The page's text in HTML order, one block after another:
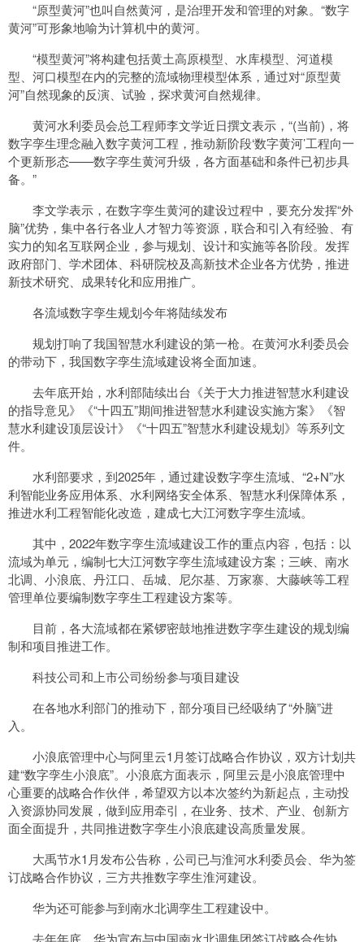
“原型黄河”也叫自然黄河，是治理开发和管理的对象。“数字
黄河”可形象地喻为计算机中的黄河。
“模型黄河”将构建包括黄土高原模型、水库模型、河道模
型、河口模型在内的完整的流域物理模型体系，通过对“原型黄
河”自然现象的反演、试验，探求黄河自然规律。
黄河水利委员会总工程师李文学近日撰文表示，“(当前)，将
数字孪生理念融入数字黄河工程，推动新阶段‘数字黄河’工程向一
个更新形态——数字孪生黄河升级，各方面基础和条件已初步具
备。”
李文学表示，在数字孪生黄河的建设过程中，要充分发挥“外
脑”优势，集中各行各业人才智力等资源，联合和引入有经验、有
实力的知名互联网企业，参与规划、设计和实施等各阶段。发挥
政府部门、学术团体、科研院校及高新技术企业各方优势，推进
新技术研究、成果转化和应用推广。
各流域数字孪生规划今年将陆续发布
规划打响了我国智慧水利建设的第一枪。在黄河水利委员会
的带动下，我国数字孪生流域建设将全面加速。
去年底开始，水利部陆续出台《关于大力推进智慧水利建设
的指导意见》《“十四五”期间推进智慧水利建设实施方案》《智
慧水利建设顶层设计》《“十四五”智慧水利建设规划》等系列文
件。
水利部要求，到2025年，通过建设数字孪生流域、“2+N”水
利智能业务应用体系、水利网络安全体系、智慧水利保障体系，
推进水利工程智能化改造，建成七大江河数字孪生流域。
其中，2022年数字孪生流域建设工作的重点内容，包括：以
流域为单元，编制七大江河数字孪生流域建设方案；三峡、南水
北调、小浪底、丹江口、岳城、尼尔基、万家寨、大藤峡等工程
管理单位要编制数字孪生工程建设方案等。
目前，各大流域都在紧锣密鼓地推进数字孪生建设的规划编
制和项目推进工作。
科技公司和上市公司纷纷参与项目建设
在各地水利部门的推动下，部分项目已经吸纳了“外脑”进
入。
小浪底管理中心与阿里云1月签订战略合作协议，双方计划共
建“数字孪生小浪底”。小浪底方面表示，阿里云是小浪底管理中
心重要的战略合作伙伴，希望双方以本次签约为新起点，主动投
入资源协同发展，做到应用牵引，在业务、技术、产业、创新方
面全面提升，共同推进数字孪生小浪底建设高质量发展。
大禹节水1月发布公告称，公司已与淮河水利委员会、华为签
订战略合作协议，三方共推数字孪生淮河建设。
华为还可能参与到南水北调孪生工程建设中。
去年年底，华为宣布与中国南水北调集团签订战略合作协